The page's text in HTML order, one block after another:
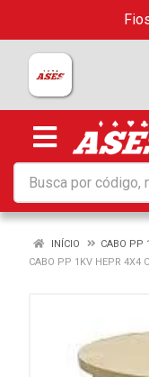
INÍCIO CABO PP
CABO PP 1KV HEPR 4X4